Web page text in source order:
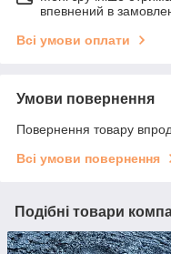
впевнений в
Всі умови оплати
Умови повернення
Повернення товару
Всі умови повернення
Подібні товари